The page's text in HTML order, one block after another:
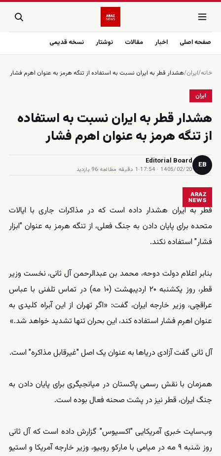
صفحه اصلی اخبار مقالات نوشتار نسخه قدیمی
خانه/ایران/هشدار قطر به ایران نسبت به استفاده از تنگه هرمز به عنوان اهرم فشار
ایران
هشدار قطر به ایران نسبت به استفاده
از تنگه هرمز به عنوان اهرم فشار
EB
Editorial Board
1405/02/20 · 17:54
·1 دقیقه مطالعه ·96 بازدید
ARAZ
NEWS
قطر به ایران هشدار داده است که در مذاکرات جاری با ایالات
متحده برای پایان دادن به جنگ فعلی، از تنگه هرمز به عنوان "ابزار
فشار" استفاده نکند.
بنابر اعلام دولت دوحه، محمد بن عبدالرحمن آل ثانی، نخست وزیر
قطر، روز یکشنبه ۲۰ اردیبهشت (۱۰ مه) در تماس تلفنی با عباس
عراقچی، وزیر خارجه ایران، گفت: «اگر تهران از این آبراه کلیدی به
عنوان اهرم فشار استفاده کند، این بحران تنها تشدید خواهد شد.»
آل ثانی گفت آزادی دریاها به عنوان یک اصل "غیرقابل مذاکره" است.
همزمان با نقش رسمی پاکستان در میانجیگری برای پایان دادن به
جنگ ایران، قطر نیز در پشت صحنه فعال بوده است.
وب‌سایت خبری آمریکایی "اکسیوس" گزارش داده است که آل ثانی
روز شنبه ۹ مه در میامی با مارکو روبیو، وزیر خارجه آمریکا و استیو